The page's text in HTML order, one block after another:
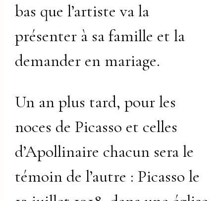
bas que l’artiste va la
présenter à sa famille et la
demander en mariage.
Un an plus tard, pour les
noces de Picasso et celles
d’Apollinaire chacun sera le
témoin de l’autre : Picasso le